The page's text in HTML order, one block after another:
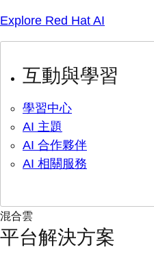
Explore Red Hat AI
互動與學習
學習中心
AI 主題
AI 合作夥伴
AI 相關服務
混合雲
平台解決方案